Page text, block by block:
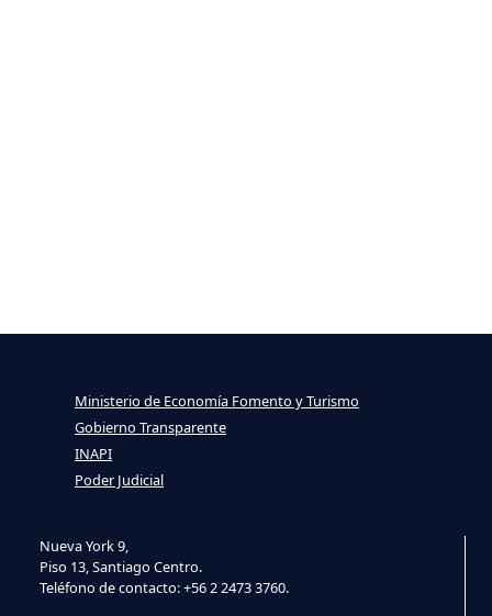
Nueva York 9,
Piso 13, Santiago Centro.
Teléfono de contacto: +56 2 2473 3760.
Ministerio de Economía Fomento y Turismo
Gobierno Transparente
INAPI
Poder Judicial